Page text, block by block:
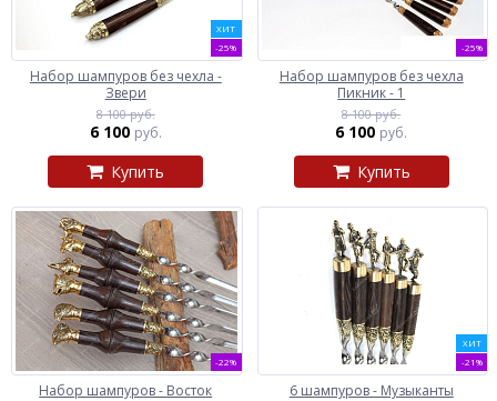
ХИТ
-25%
Набор шампуров без чехла -
Звери
8 100 руб.
6 100 руб.
Купить
-25%
Набор шампуров без чехла
Пикник - 1
8 100 руб.
6 100 руб.
Купить
-22%
Набор шампуров - Восток
ХИТ
-21%
6 шампуров - Музыканты